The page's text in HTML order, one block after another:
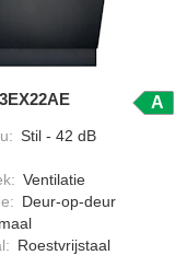
A
: Stil - 42 dB
: Ventilatie
: Deur-op-deur
: Roestvrijstaal